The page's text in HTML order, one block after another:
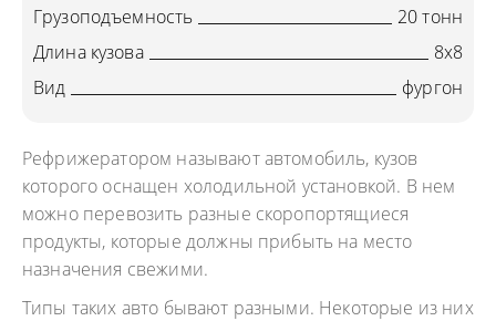
Грузоподъемность
20 тонн
Длина кузова
8х8
Вид
фургон
Рефрижератором называют автомобиль, кузов
которого оснащен холодильной установкой. В нем
можно перевозить разные скоропортящиеся
продукты, которые должны прибыть на место
назначения свежими.
Типы таких авто бывают разными. Некоторые из них